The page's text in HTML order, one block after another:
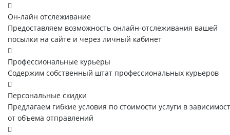
Он-лайн отслеживание
Предоставляем возможность онлайн-отслеживания вашей
посылки на сайте и через личный кабинет
Профессиональные курьеры
Содержим собственный штат профессиональных курьеров
Персональные скидки
Предлагаем гибкие условия по стоимости услуги в
от объема отправлений